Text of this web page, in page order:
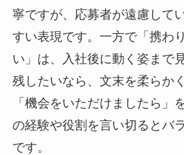
寧ですが、応募者が遠慮して
すい表現です。一方で「携わ
い」は、入社後に動く姿まで
残したいなら、文末を柔らか
「機会をいただけましたら」
の経験や役割を言い切るとバ
です。